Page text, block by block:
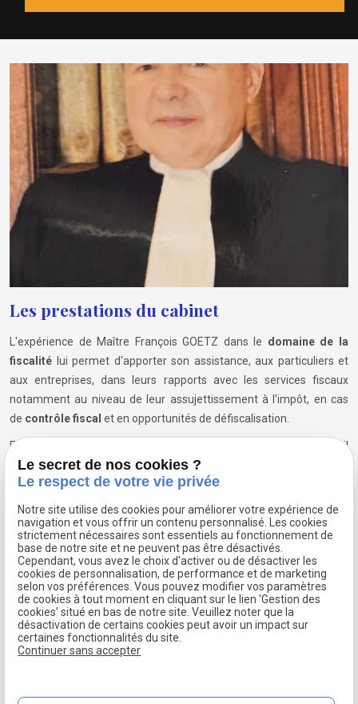
Les prestations du cabinet
L'expérience de Maître François GOETZ dans le domaine de la
fiscalité lui permet d'apporter son assistance, aux particuliers et
aux entreprises, dans leurs rapports avec les services fiscaux
notamment au niveau de leur assujettissement à l'impôt, en cas
de contrôle fiscal et en opportunités de défiscalisation.
Egalement compétent en matière de gestion des entreprises, il
accompagne les dirigeants endroit des affaires
notamment le droit des sociétés, latransmission d'entreprise
traitement des difficultés financières des entreprises nécessitant
des plans de règlement ou l'introduction de procédures de
sauvegarde, de redressement ou de liquidation judiciaire.
Concernant ledroit de la famille,Maître GOETZ est à
l'écoute de ceux qui rencontrent desproblèmes conjugaux
engagent des procédures de divorce ou doivent solutionner des
difficultés d'attribution de l'autorité parentale et de droit de garde
ou de pensions alimentaires.
Le secret de nos cookies ?
Le respect de votre vie privée
Notre site utilise des cookies pour améliorer votre expérience de
navigation et vous offrir un contenu personnalisé. Les cookies
strictement nécessaires sont essentiels au fonctionnement de
base de notre site et ne peuvent pas être désactivés.
Cependant, vous avez le choix d'activer ou de désactiver les
cookies de personnalisation, de performance et de marketing
selon vos préférences. Vous pouvez modifier vos paramètres
de cookies à tout moment en cliquant sur le lien 'Gestion des
cookies' situé en bas de notre site. Veuillez noter que la
désactivation de certains cookies peut avoir un impact sur
certaines fonctionnalités du site.
Continuer sans accepter